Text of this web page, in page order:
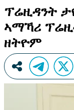
ፕሬዚዳንት
ኣማኻሪ
ዘትዮም